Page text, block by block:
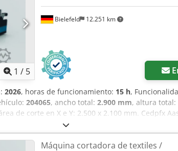
1 / 5
Bielefeld 12.251 km
2026, horas de funcionamiento: 15 h,
204065, ancho total: 2.900 mm, altura total:
de corte en X e Y: 2.500 x 2.100 mm. Cedpfx
de cuchilla CNC para el corte 2D de
planos, semirrígidos o rígidos, no metálicos.
y 1 cabezal de herramienta multifuncional. La
Máquina cortadora de textiles /